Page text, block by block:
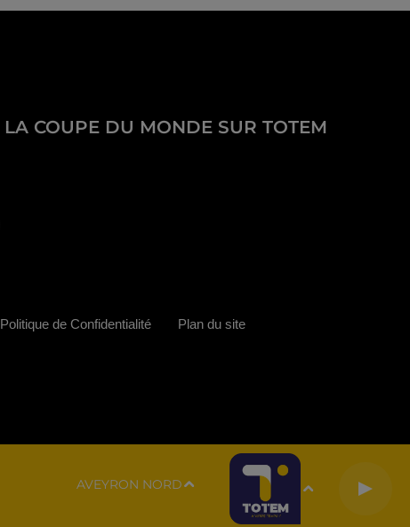
LA COUPE DU MONDE SUR TOTEM
AVEYRON NORD
Politique de Confidentialité Plan du site